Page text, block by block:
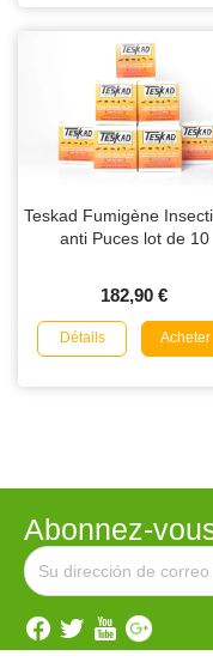
Teskad Fumigène
anti Puces lot de 10
182,90 €
Détails Acheter
Abonnez-